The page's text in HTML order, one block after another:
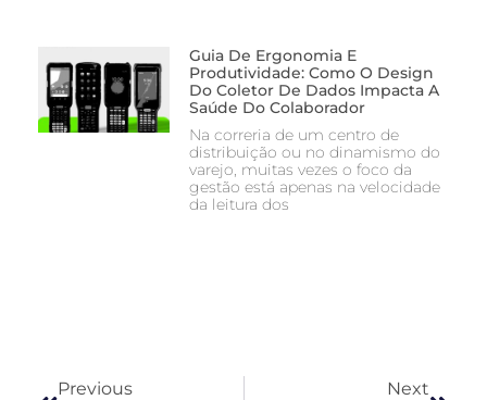
Guia De Ergonomia E
Produtividade: Como O Design
Do Coletor De Dados Impacta A
Saúde Do Colaborador
Na correria de um centro de
distribuição ou no dinamismo do
varejo, muitas vezes o foco da
gestão está apenas na velocidade
da leitura dos
Previous Next